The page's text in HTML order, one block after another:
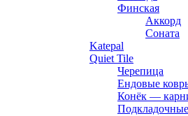
Финская
Аккорд
Соната
Katepal
Quiet Tile
Черепица
Ендовые
Конёк —